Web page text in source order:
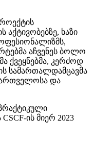
აქტივობებზე, ხაზი
აჩვენეს ბოლო
ქვეყნებმა, კერძოდ
სამართალდამცავმა
და
ის მიერ 2023